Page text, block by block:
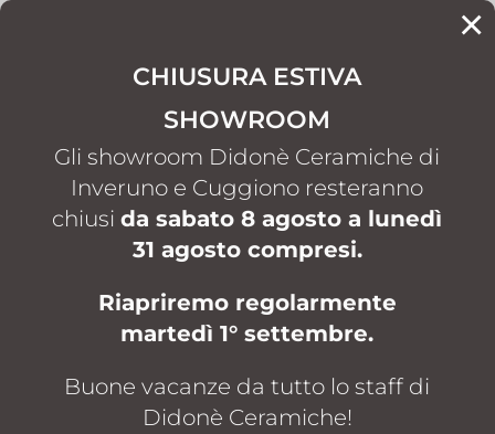
×
CHIUSURA ESTIVA
SHOWROOM
Gli showroom Didonè Ceramiche di
Inveruno e Cuggiono resteranno
chiusida sabato 8 agosto a lunedì
31 agosto compresi.
Riapriremo regolarmente
martedì 1° settembre.
Buone vacanze da tutto lo staff di
Didonè Ceramiche!
Showroom